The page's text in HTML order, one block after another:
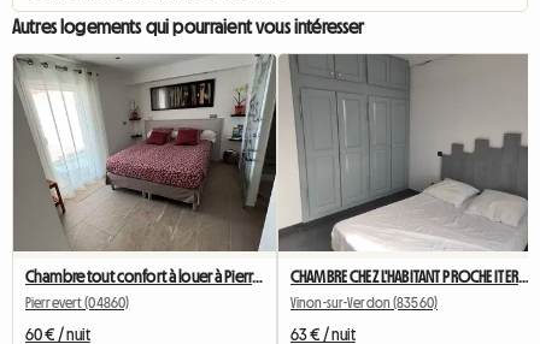
Autres logements qui pourraient vous intéresser
Chambre tout confort à louer à Pierrevert Haute Provence
Pierrevert (04860)
60 € / nuit
CHAMBRE CHEZ L'HABITANT PROCHE ITER ET CADARACHE
Vinon-sur-Verdon (83560)
63 € / nuit